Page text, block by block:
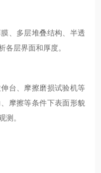
膜、多层堆叠结构、半透
各层界面和厚度。
伸台、摩擦磨损试验机等
摩擦等条件下表面形貌
测。